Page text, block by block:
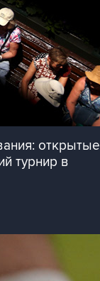
открытые
турнир в